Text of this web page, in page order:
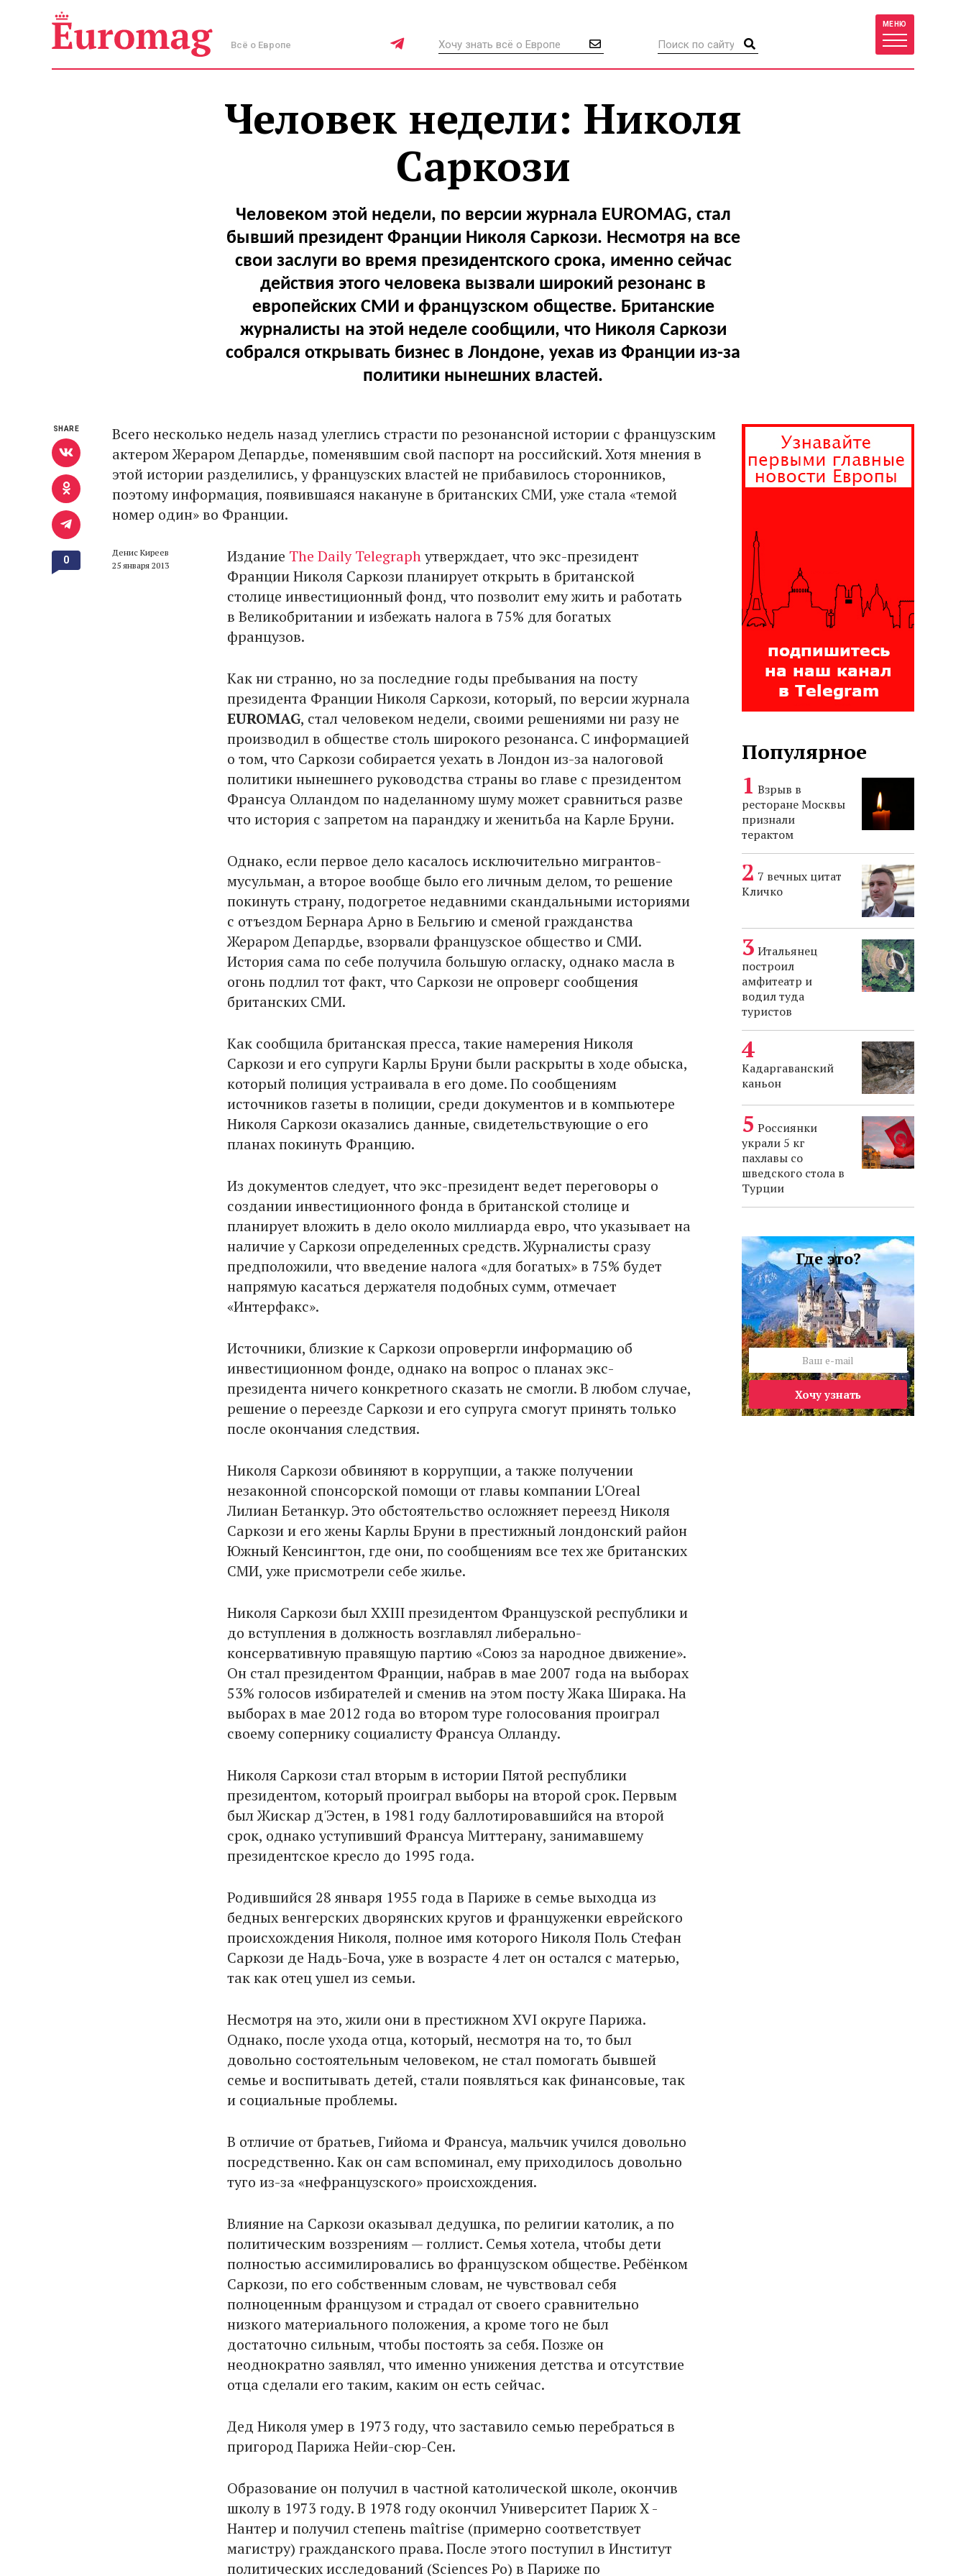
Всё о Европе
МЕНЮ
Человек недели: Николя
Саркози
Человеком этой недели, по версии журнала EUROMAG, стал
бывший президент Франции Николя Саркози. Несмотря на все
свои заслуги во время президентского срока, именно сейчас
действия этого человека вызвали широкий резонанс в
европейских СМИ и французском обществе. Британские
журналисты на этой неделе сообщили, что Николя Саркози
собрался открывать бизнес в Лондоне, уехав из Франции из-за
политики нынешних властей.
Всего несколько недель назад улеглись страсти по резонансной истории с французским
актером Жераром Депардье, поменявшим свой паспорт на российский. Хотя мнения в
этой истории разделились, у французских властей не прибавилось сторонников,
поэтому информация, появившаяся накануне в британских СМИ, уже стала «темой
номер один» во Франции.
Денис Киреев
25 января 2013
Издание The Daily Telegraphутверждает, что экс-президент
Франции Николя Саркози планирует открыть в британской
столице инвестиционный фонд, что позволит ему жить и работать
в Великобритании и избежать налога в 75% для богатых
французов.
Как ни странно, но за последние годы пребывания на посту
президента Франции Николя Саркози, который, по версии журнала
EUROMAG, стал человеком недели, своими решениями ни разу не
производил в обществе столь широкого резонанса. С информацией
о том, что Саркози собирается уехать в Лондон из-за налоговой
политики нынешнего руководства страны во главе с президентом
Франсуа Олландом по наделанному шуму может сравниться разве
что история с запретом на паранджу и женитьба на Карле Бруни.
Однако, если первое дело касалось исключительно мигрантов-
мусульман, а второе вообще было его личным делом, то решение
покинуть страну, подогретое недавними скандальными историями
с отъездом Бернара Арно в Бельгию и сменой гражданства
Жераром Депардье, взорвали французское общество и СМИ.
История сама по себе получила большую огласку, однако масла в
огонь подлил тот факт, что Саркози не опроверг сообщения
британских СМИ.
Как сообщила британская пресса, такие намерения Николя
Саркози и его супруги Карлы Бруни были раскрыты в ходе обыска,
который полиция устраивала в его доме. По сообщениям
источников газеты в полиции, среди документов и в компьютере
Николя Саркози оказались данные, свидетельствующие о его
планах покинуть Францию.
Из документов следует, что экс-президент ведет переговоры о
создании инвестиционного фонда в британской столице и
планирует вложить в дело около миллиарда евро, что указывает на
наличие у Саркози определенных средств. Журналисты сразу
предположили, что введение налога «для богатых» в 75% будет
напрямую касаться держателя подобных сумм, отмечает
«Интерфакс».
Источники, близкие к Саркози опровергли информацию об
инвестиционном фонде, однако на вопрос о планах экс-
президента ничего конкретного сказать не смогли. В любом случае,
решение о переезде Саркози и его супруга смогут принять только
после окончания следствия.
Николя Саркози обвиняют в коррупции, а также получении
незаконной спонсорской помощи от главы компании L'Oreal
Лилиан Бетанкур. Это обстоятельство осложняет переезд Николя
Саркози и его жены Карлы Бруни в престижный лондонский район
Южный Кенсингтон, где они, по сообщениям все тех же британских
СМИ, уже присмотрели себе жилье.
Николя Саркози был XXIII президентом Французской республики и
до вступления в должность возглавлял либерально-
консервативную правящую партию «Союз за народное движение».
Он стал президентом Франции, набрав в мае 2007 года на выборах
53% голосов избирателей и сменив на этом посту Жака Ширака. На
выборах в мае 2012 года во втором туре голосования проиграл
своему сопернику социалисту Франсуа Олланду.
Николя Саркози стал вторым в истории Пятой республики
президентом, который проиграл выборы на второй срок. Первым
был Жискар д'Эстен, в 1981 году баллотировавшийся на второй
срок, однако уступивший Франсуа Миттерану, занимавшему
президентское кресло до 1995 года.
Родившийся 28 января 1955 года в Париже в семье выходца из
бедных венгерских дворянских кругов и француженки еврейского
происхождения Николя, полное имя которого Николя Поль Стефан
Саркози де Надь-Боча, уже в возрасте 4 лет он остался с матерью,
так как отец ушел из семьи.
Несмотря на это, жили они в престижном XVI округе Парижа.
Однако, после ухода отца, который, несмотря на то, то был
довольно состоятельным человеком, не стал помогать бывшей
семье и воспитывать детей, стали появляться как финансовые, так
и социальные проблемы.
В отличие от братьев, Гийома и Франсуа, мальчик учился довольно
посредственно. Как он сам вспоминал, ему приходилось довольно
туго из-за «нефранцузского» происхождения.
Влияние на Саркози оказывал дедушка, по религии католик, а по
политическим воззрениям — голлист. Семья хотела, чтобы дети
полностью ассимилировались во французском обществе. Ребёнком
Саркози, по его собственным словам, не чувствовал себя
полноценным французом и страдал от своего сравнительно
низкого материального положения, а кроме того не был
достаточно сильным, чтобы постоять за себя. Позже он
неоднократно заявлял, что именно унижения детства и отсутствие
отца сделали его таким, каким он есть сейчас.
Дед Николя умер в 1973 году, что заставило семью перебраться в
пригород Парижа Нейи-сюр-Сен.
Образование он получил в частной католической школе, окончив
школу в 1973 году. В 1978 году окончил Университет Париж X -
Нантер и получил степень maîtrise (примерно соответствует
магистру) гражданского права. После этого поступил в Институт
политических исследований (Sciences Po) в Париже по
SHARE
0
Популярное
Взрыв в
ресторане Москвы
признали
терактом
7 вечных цитат
Кличко
Итальянец
построил
амфитеатр и
водил туда
туристов
Кадаргаванский
каньон
Россиянки
украли 5 кг
пахлавы со
шведского стола в
Турции
Где это?
Хочу узнать